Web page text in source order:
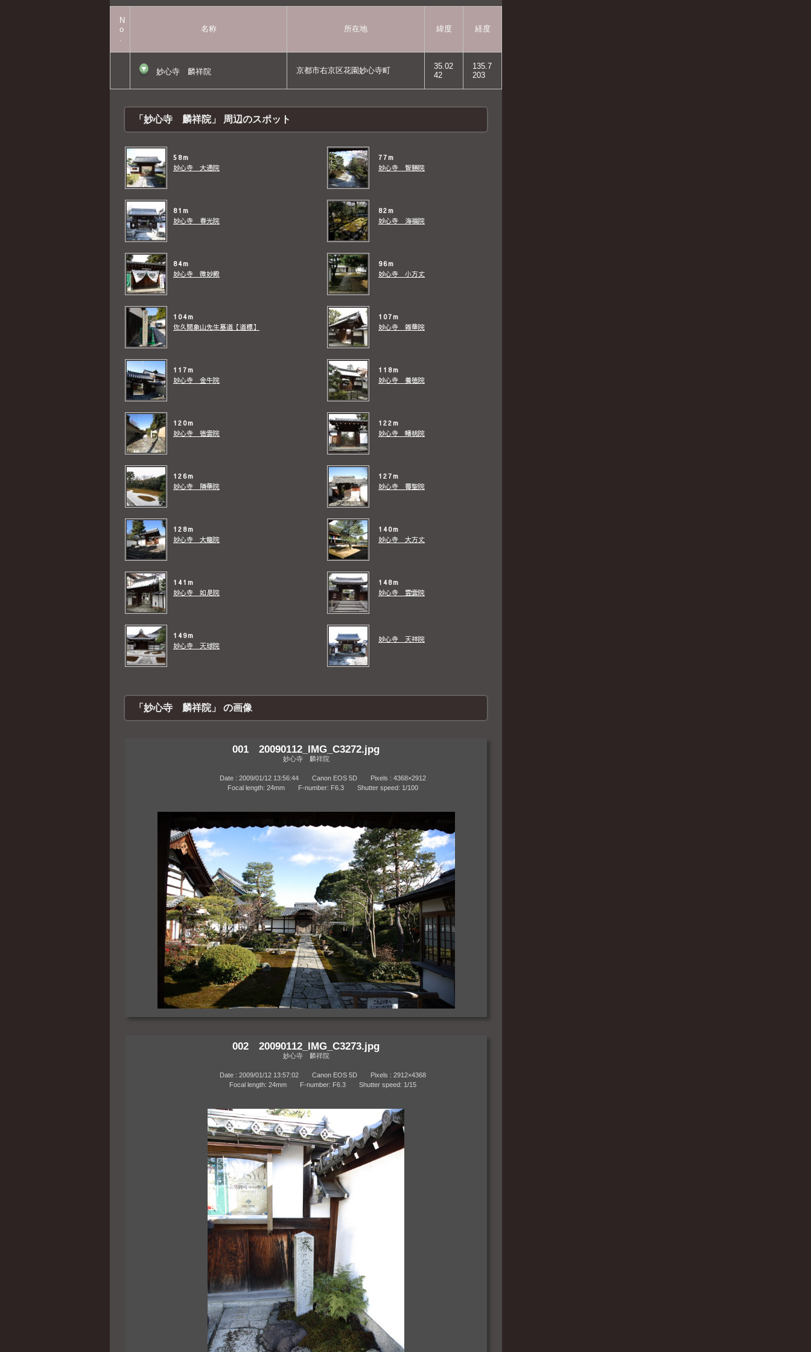
N
o
.
名称 所在地 緯度 経度
▼ 妙心寺 麟祥院 京都市右京区花園妙心寺町
35.02
42
135.7
203
「妙心寺 麟祥院」 周辺のスポット
58m
妙心寺 大通院
77m
妙心寺 智勝院
81m
妙心寺 春光院
82m
妙心寺 海福院
84m
妙心寺 微妙殿
96m
妙心寺 小方丈
104m
佐久間象山先生墓道【道標】
107m
妙心寺 雑華院
117m
妙心寺 金牛院
118m
妙心寺 養徳院
120m
妙心寺 徳雲院
122m
妙心寺 蟠桃院
126m
妙心寺 隣華院
127m
妙心寺 壽聖院
128m
妙心寺 大龍院
140m
妙心寺 大方丈
141m
妙心寺 如是院
148m
妙心寺 霊雲院
149m
妙心寺 天球院
妙心寺 天祥院
「妙心寺 麟祥院」 の画像
001 20090112_IMG_C3272.jpg
妙心寺 麟祥院
Date : 2009/01/12 13:56:44 Canon EOS 5D Pixels : 4368×2912
Focal length: 24mm F-number: F6.3 Shutter speed: 1/100
002 20090112_IMG_C3273.jpg
妙心寺 麟祥院
Date : 2009/01/12 13:57:02 Canon EOS 5D Pixels : 2912×4368
Focal length: 24mm F-number: F6.3 Shutter speed: 1/15